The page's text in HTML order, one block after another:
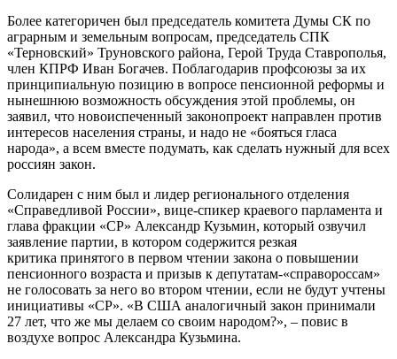
Более категоричен был председатель комитета Думы СК по
аграрным и земельным вопросам, председатель СПК
«Терновский» Труновского района, Герой Труда Ставрополья,
член КПРФ Иван Богачев. Поблагодарив профсоюзы за их
принципиальную позицию в вопросе пенсионной реформы и
нынешнюю возможность обсуждения этой проблемы, он
заявил, что новоиспеченный законопроект направлен против
интересов населения страны, и надо не «бояться гласа
народа», а всем вместе подумать, как сделать нужный для всех
россиян закон.
Солидарен с ним был и лидер регионального отделения
«Справедливой России», вице-спикер краевого парламента и
глава фракции «СР» Александр Кузьмин, который озвучил
заявление партии, в котором содержится резкая
критика принятого в первом чтении закона о повышении
пенсионного возраста и призыв к депутатам-«справороссам»
не голосовать за него во втором чтении, если не будут учтены
инициативы «СР». «В США аналогичный закон принимали
27 лет, что же мы делаем со своим народом?», – повис в
воздухе вопрос Александра Кузьмина.